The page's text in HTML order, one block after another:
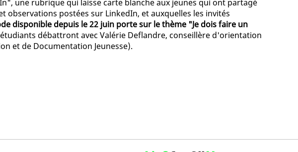
une rubrique qui laisse carte blanche aux jeunes qui ont partagé
observations postées sur LinkedIn, et auxquelles les invités
disponible depuis le 22 juin porte sur le thème "Je dois faire un
débattront avec Valérie Deflandre, conseillère d'orientation
et de Documentation Jeunesse).